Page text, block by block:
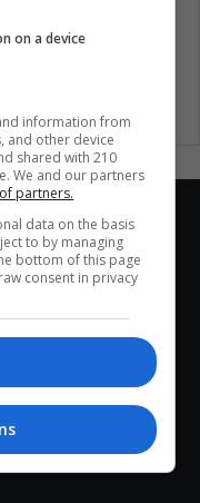
on a device
information from
and other device
shared with 210
We and our partners
partners.
data on the basis
to by managing
bottom of this page
consent in privacy